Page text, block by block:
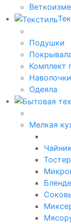
Подушки
Комплект
Наволочки
Одеяла
Мелкая